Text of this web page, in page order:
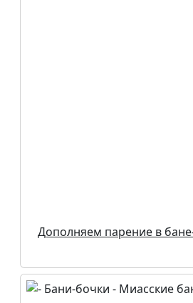
Дополняем парение в